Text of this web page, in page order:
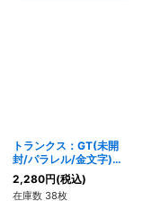
トランクス：GT(未開
封/パラレル/金文字)
【SR☆】{FB04-114}
2,280円(税込)
在庫数 38枚